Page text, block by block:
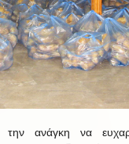
την ανάγκη να